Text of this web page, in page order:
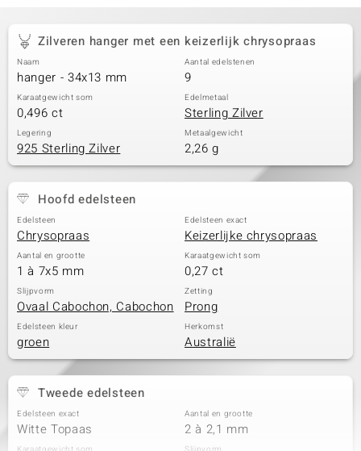
Zilveren hanger met een keizerlijk chrysopraas
Naam
hanger - 34x13 mm
Aantal edelstenen
9
Karaatgewicht som
0,496 ct
Edelmetaal
Sterling Zilver
Legering
925 Sterling Zilver
Metaalgewicht
2,26 g
Hoofd edelsteen
Edelsteen
Chrysopraas
Edelsteen exact
Keizerlijke chrysopraas
Aantal en grootte
1 à 7x5 mm
Karaatgewicht som
0,27 ct
Slijpvorm
Ovaal Cabochon, Cabochon
Zetting
Prong
Edelsteen kleur
groen
Herkomst
Australië
Tweede edelsteen
Edelsteen exact
Witte Topaas
Aantal en grootte
2 à 2,1 mm